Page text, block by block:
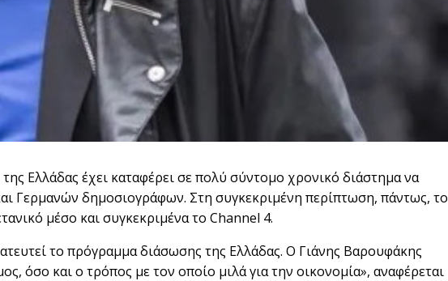
Ελλάδας έχει καταφέρει σε πολύ σύντομο χρονικό διάστημα να
Γερμανών δημοσιογράφων. Στη συγκεκριμένη περίπτωση, πάντως, το
μέσο και συγκεκριμένα το Channel 4.
το πρόγραμμα διάσωσης της Ελλάδας. Ο Γιάνης Βαρουφάκης
όσο και ο τρόπος με τον οποίο μιλά για την οικονομία», αναφέρεται